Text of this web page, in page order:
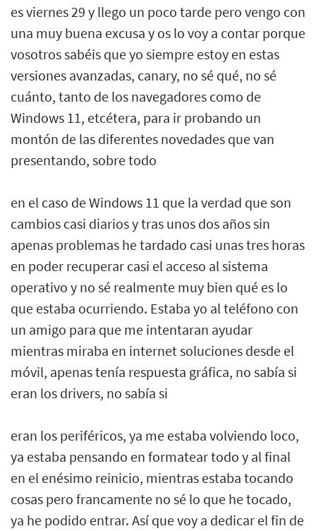
es viernes 29 y llego un poco tarde pero vengo con
una muy buena excusa y os lo voy a contar porque
vosotros sabéis que yo siempre estoy en estas
versiones avanzadas, canary, no sé qué, no sé
cuánto, tanto de los navegadores como de
Windows 11, etcétera, para ir probando un
montón de las diferentes novedades que van
presentando, sobre todo
en el caso de Windows 11 que la verdad que son
cambios casi diarios y tras unos dos años sin
apenas problemas he tardado casi unas tres horas
en poder recuperar casi el acceso al sistema
operativo y no sé realmente muy bien qué es lo
que estaba ocurriendo. Estaba yo al teléfono con
un amigo para que me intentaran ayudar
mientras miraba en internet soluciones desde el
móvil, apenas tenía respuesta gráfica, no sabía si
eran los drivers, no sabía si
eran los periféricos, ya me estaba volviendo loco,
ya estaba pensando en formatear todo y al final
en el enésimo reinicio, mientras estaba tocando
cosas pero francamente no sé lo que he tocado,
ya he podido entrar. Así que voy a dedicar el fin de